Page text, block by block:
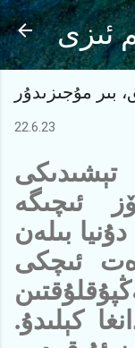
ئىزى
بىر مۇجىزىدۇر
22.6.23
ئىچىگە
بىلەن
ئىچكى
كېلىدۇ.